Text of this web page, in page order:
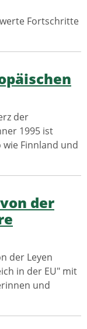
Fortschritte
der
1995 ist
Finnland und
der
der Leyen
in der EU" mit
und